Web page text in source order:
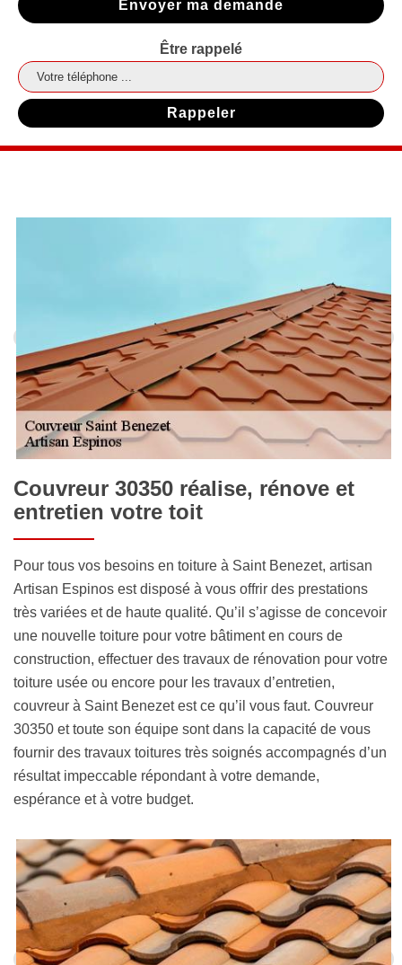
Être rappelé
Couvreur 30350 réalise, rénove et
entretien votre toit
Pour tous vos besoins en toiture à Saint Benezet, artisan
Artisan Espinos est disposé à vous offrir des prestations
très variées et de haute qualité. Qu’il s’agisse de concevoir
une nouvelle toiture pour votre bâtiment en cours de
construction, effectuer des travaux de rénovation pour votre
toiture usée ou encore pour les travaux d’entretien,
couvreur à Saint Benezet est ce qu’il vous faut. Couvreur
30350 et toute son équipe sont dans la capacité de vous
fournir des travaux toitures très soignés accompagnés d’un
résultat impeccable répondant à votre demande,
espérance et à votre budget.